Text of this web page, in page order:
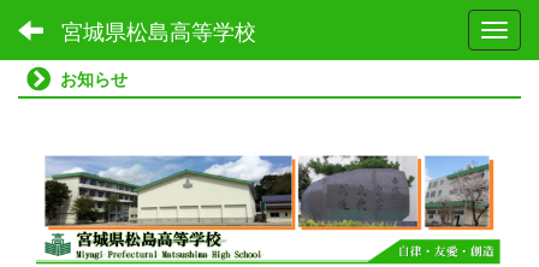
宮城県松島高等学校
お知らせ